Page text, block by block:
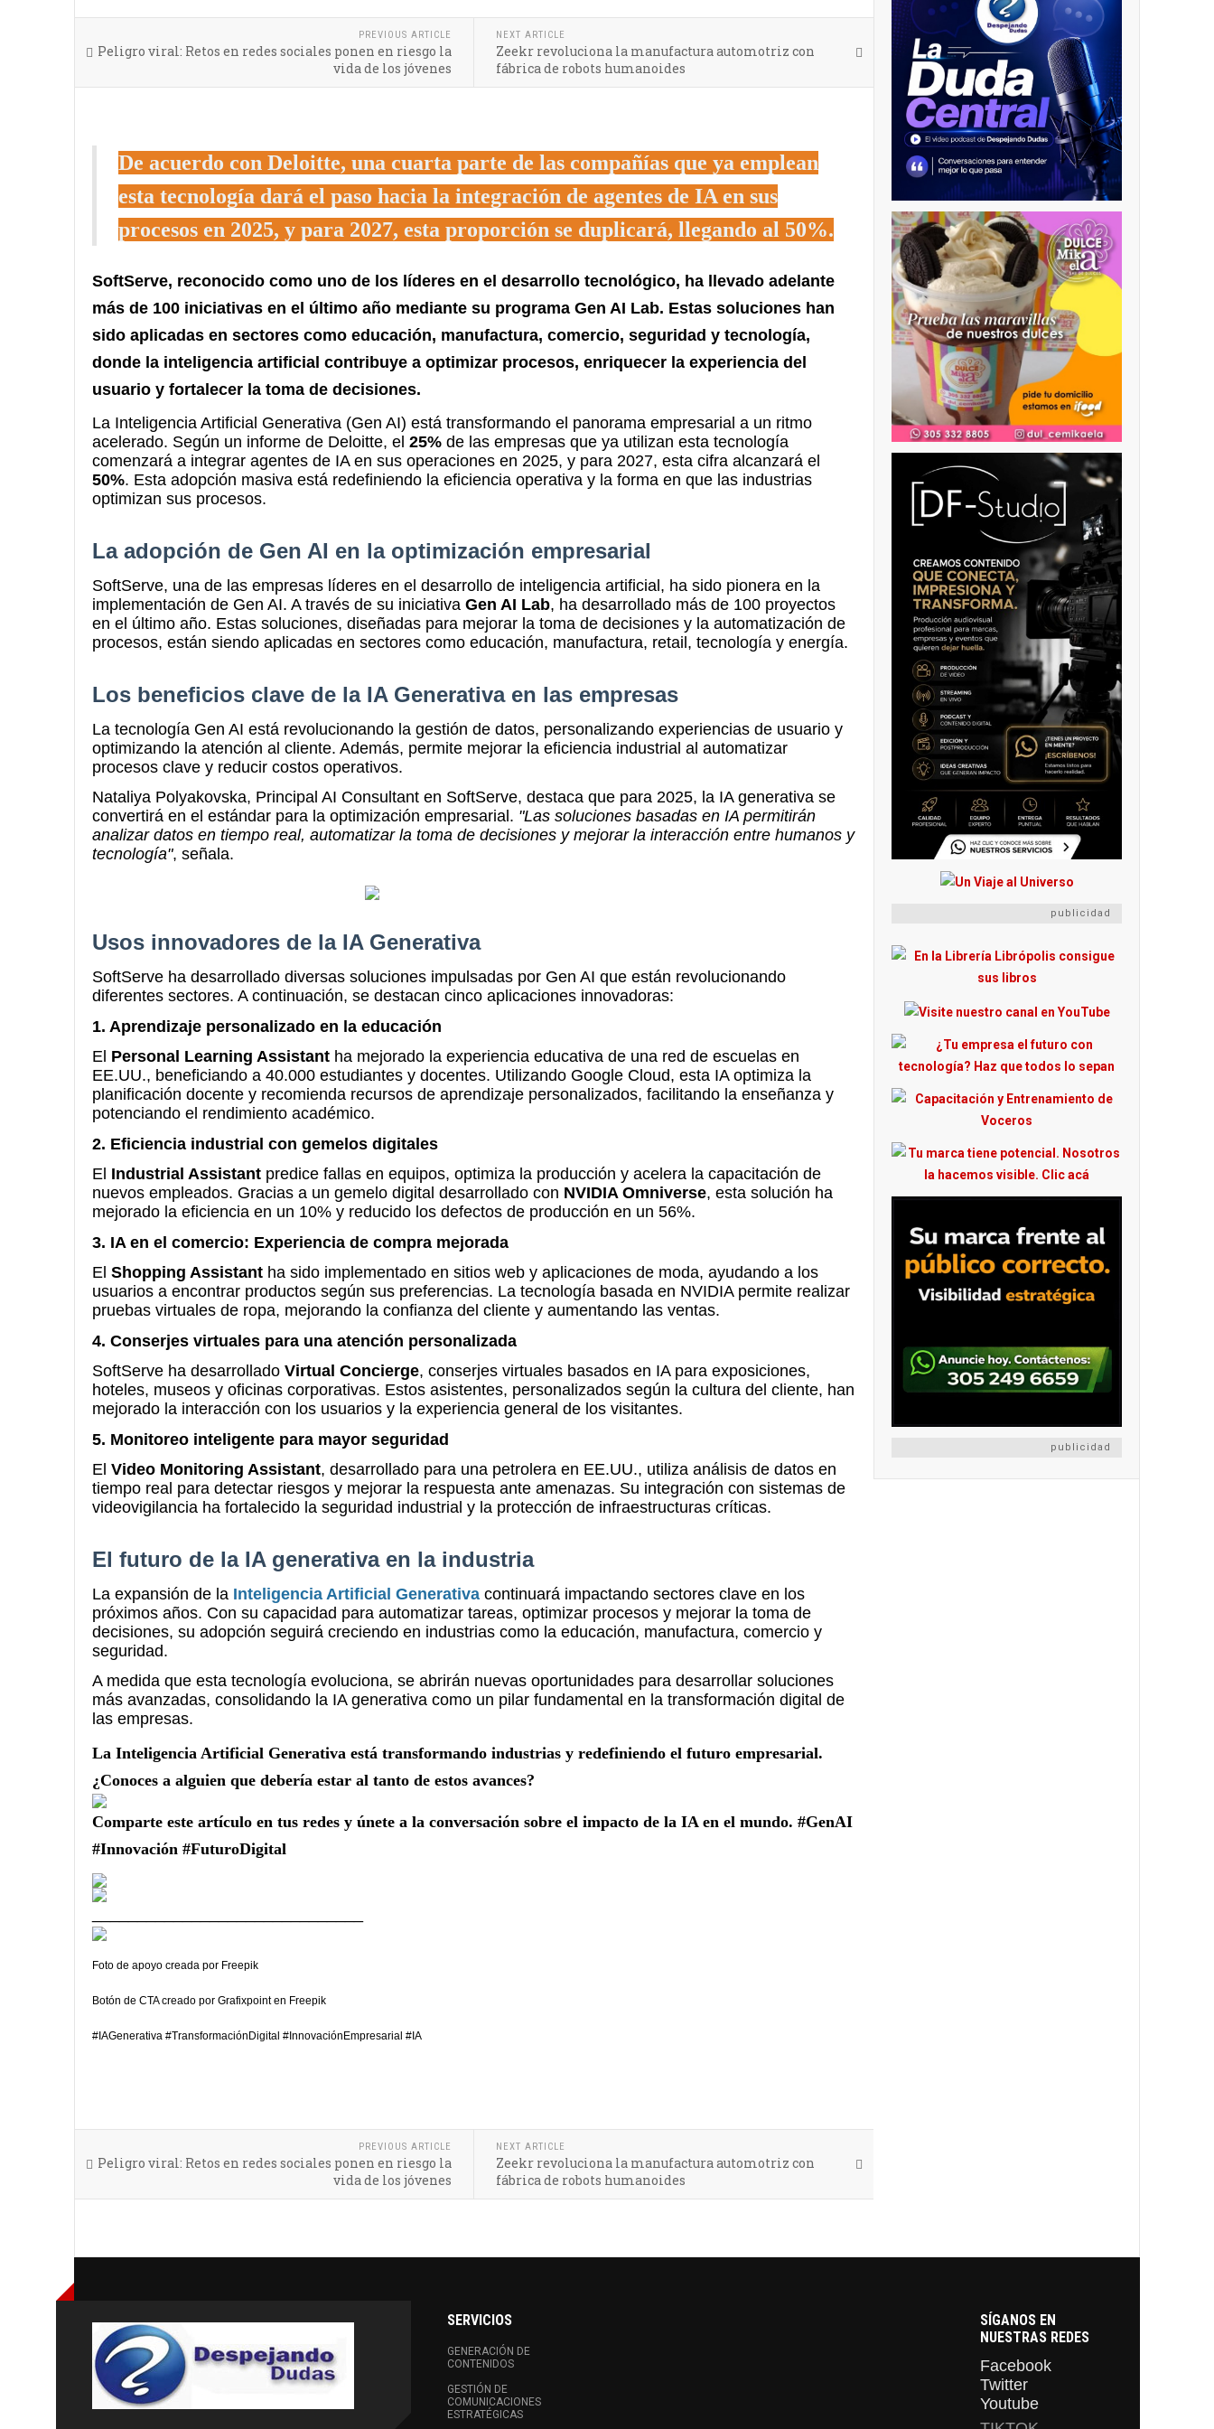
PREVIOUS ARTICLE
Peligro viral: Retos en redes sociales ponen en riesgo la
vida de los jóvenes
NEXT ARTICLE
Zeekr revoluciona la manufactura automotriz con
fábrica de robots humanoides
De acuerdo con Deloitte, una cuarta parte de las compañías que ya emplean
esta tecnología dará el paso hacia la integración de agentes de IA en sus
procesos en 2025, y para 2027, esta proporción se duplicará, llegando al 50%.
SoftServe, reconocido como uno de los líderes en el desarrollo tecnológico, ha llevado adelante
más de 100 iniciativas en el último año mediante su programa Gen AI Lab. Estas soluciones han
sido aplicadas en sectores como educación, manufactura, comercio, seguridad y tecnología,
donde la inteligencia artificial contribuye a optimizar procesos, enriquecer la experiencia del
usuario y fortalecer la toma de decisiones.
La Inteligencia Artificial Generativa (Gen AI) está transformando el panorama empresarial a un ritmo
acelerado. Según un informe de Deloitte, el 25% de las empresas que ya utilizan esta tecnología
comenzará a integrar agentes de IA en sus operaciones en 2025, y para 2027, esta cifra alcanzará el
50%. Esta adopción masiva está redefiniendo la eficiencia operativa y la forma en que las industrias
optimizan sus procesos.
La adopción de Gen AI en la optimización empresarial
SoftServe, una de las empresas líderes en el desarrollo de inteligencia artificial, ha sido pionera en la
implementación de Gen AI. A través de su iniciativa Gen AI Lab, ha desarrollado más de 100 proyectos
en el último año. Estas soluciones, diseñadas para mejorar la toma de decisiones y la automatización de
procesos, están siendo aplicadas en sectores como educación, manufactura, retail, tecnología y energía.
Los beneficios clave de la IA Generativa en las empresas
La tecnología Gen AI está revolucionando la gestión de datos, personalizando experiencias de usuario y
optimizando la atención al cliente. Además, permite mejorar la eficiencia industrial al automatizar
procesos clave y reducir costos operativos.
Nataliya Polyakovska, Principal AI Consultant en SoftServe, destaca que para 2025, la IA generativa se
convertirá en el estándar para la optimización empresarial. "Las soluciones basadas en IA permitirán
analizar datos en tiempo real, automatizar la toma de decisiones y mejorar la interacción entre humanos y
tecnología", señala.
Usos innovadores de la IA Generativa
SoftServe ha desarrollado diversas soluciones impulsadas por Gen AI que están revolucionando
diferentes sectores. A continuación, se destacan cinco aplicaciones innovadoras:
1. Aprendizaje personalizado en la educación
El Personal Learning Assistant ha mejorado la experiencia educativa de una red de escuelas en
EE.UU., beneficiando a 40.000 estudiantes y docentes. Utilizando Google Cloud, esta IA optimiza la
planificación docente y recomienda recursos de aprendizaje personalizados, facilitando la enseñanza y
potenciando el rendimiento académico.
2. Eficiencia industrial con gemelos digitales
El Industrial Assistant predice fallas en equipos, optimiza la producción y acelera la capacitación de
nuevos empleados. Gracias a un gemelo digital desarrollado con NVIDIA Omniverse, esta solución ha
mejorado la eficiencia en un 10% y reducido los defectos de producción en un 56%.
3. IA en el comercio: Experiencia de compra mejorada
El Shopping Assistant ha sido implementado en sitios web y aplicaciones de moda, ayudando a los
usuarios a encontrar productos según sus preferencias. La tecnología basada en NVIDIA permite realizar
pruebas virtuales de ropa, mejorando la confianza del cliente y aumentando las ventas.
4. Conserjes virtuales para una atención personalizada
SoftServe ha desarrollado Virtual Concierge, conserjes virtuales basados en IA para exposiciones,
hoteles, museos y oficinas corporativas. Estos asistentes, personalizados según la cultura del cliente, han
mejorado la interacción con los usuarios y la experiencia general de los visitantes.
5. Monitoreo inteligente para mayor seguridad
El Video Monitoring Assistant, desarrollado para una petrolera en EE.UU., utiliza análisis de datos en
tiempo real para detectar riesgos y mejorar la respuesta ante amenazas. Su integración con sistemas de
videovigilancia ha fortalecido la seguridad industrial y la protección de infraestructuras críticas.
El futuro de la IA generativa en la industria
La expansión de la Inteligencia Artificial Generativa continuará impactando sectores clave en los
próximos años. Con su capacidad para automatizar tareas, optimizar procesos y mejorar la toma de
decisiones, su adopción seguirá creciendo en industrias como la educación, manufactura, comercio y
seguridad.
A medida que esta tecnología evoluciona, se abrirán nuevas oportunidades para desarrollar soluciones
más avanzadas, consolidando la IA generativa como un pilar fundamental en la transformación digital de
las empresas.
La Inteligencia Artificial Generativa está transformando industrias y redefiniendo el futuro empresarial.
¿Conoces a alguien que debería estar al tanto de estos avances?
Comparte este artículo en tus redes y únete a la conversación sobre el impacto de la IA en el mundo. #GenAI
#Innovación #FuturoDigital
Foto de apoyo creada por Freepik
Botón de CTA creado por Grafixpoint en Freepik
#IAGenerativa #TransformaciónDigital #InnovaciónEmpresarial #IA
PREVIOUS ARTICLE
Peligro viral: Retos en redes sociales ponen en riesgo la
vida de los jóvenes
NEXT ARTICLE
Zeekr revoluciona la manufactura automotriz con
fábrica de robots humanoides
publicidad
publicidad
SERVICIOS
GENERACIÓN DE
CONTENIDOS
GESTIÓN DE
COMUNICACIONES
ESTRATÉGICAS
SÍGANOS EN
NUESTRAS REDES
Facebook
Twitter
Youtube